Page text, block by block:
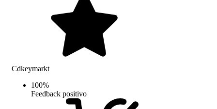
Cdkeymarkt
100%
Feedback positivo